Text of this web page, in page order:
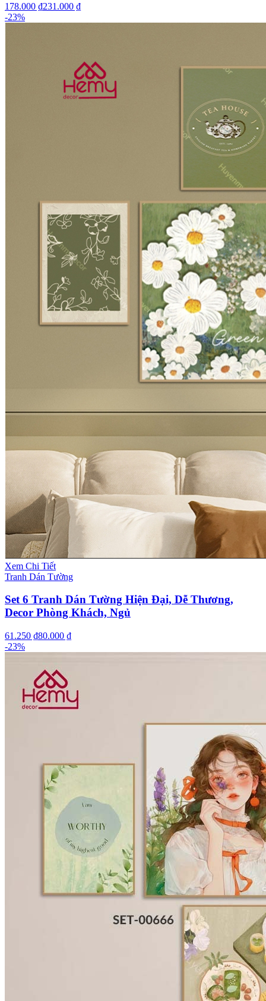
178.000 ₫231.000 ₫
-23%
Xem Chi Tiết
Tranh Dán Tường
Set 6 Tranh Dán Tường Hiện Đại, Dễ Thương,
Decor Phòng Khách, Ngủ
61.250 ₫80.000 ₫
-23%